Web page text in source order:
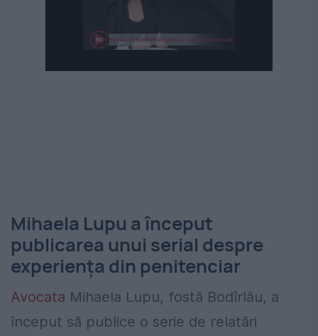
Mihaela Lupu a început
publicarea unui serial despre
experiența din penitenciar
Avocata Mihaela Lupu, fostă Bodîrlău, a
început să publice o serie de relatări